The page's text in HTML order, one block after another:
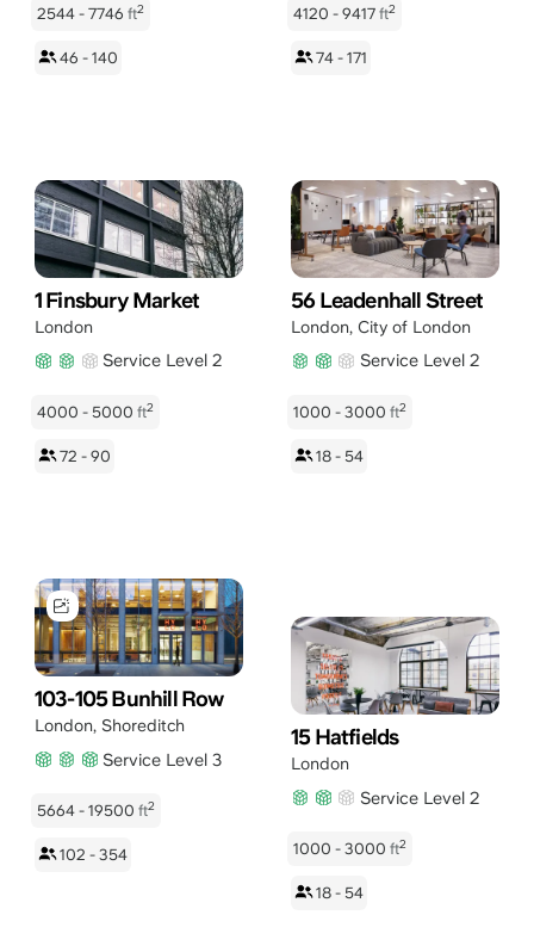
2544 - 7746 ft2
46 - 140
4120 - 9417 ft2
74 - 171
1 Finsbury Market
London
Service Level 2
4000 - 5000 ft2
72 - 90
56 Leadenhall Street
London, City of London
Service Level 2
1000 - 3000 ft2
18 - 54
103-105 Bunhill Row
London, Shoreditch
Service Level 3
5664 - 19500 ft2
102 - 354
15 Hatfields
London
Service Level 2
1000 - 3000 ft2
18 - 54